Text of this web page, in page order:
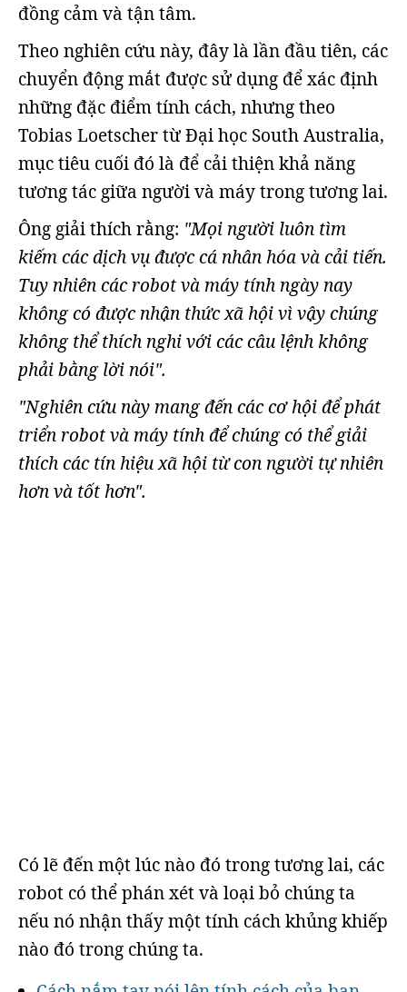
đồng cảm và tận tâm.
Theo nghiên cứu này, đây là lần đầu tiên, các
chuyển động mắt được sử dụng để xác định
những đặc điểm tính cách, nhưng theo
Tobias Loetscher từ Đại học South Australia,
mục tiêu cuối đó là để cải thiện khả năng
tương tác giữa người và máy trong tương lai.
Ông giải thích rằng: "Mọi người luôn tìm
kiếm các dịch vụ được cá nhân hóa và cải tiến.
Tuy nhiên các robot và máy tính ngày nay
không có được nhận thức xã hội vì vậy chúng
không thể thích nghi với các câu lệnh không
phải bằng lời nói".
"Nghiên cứu này mang đến các cơ hội để phát
triển robot và máy tính để chúng có thể giải
thích các tín hiệu xã hội từ con người tự nhiên
hơn và tốt hơn".
Có lẽ đến một lúc nào đó trong tương lai, các
robot có thể phán xét và loại bỏ chúng ta
nếu nó nhận thấy một tính cách khủng khiếp
nào đó trong chúng ta.